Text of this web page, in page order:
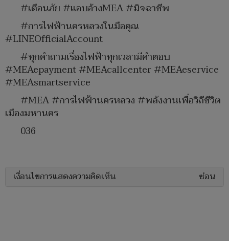
#เตือนภัย #แอบอ้างMEA #มิจฉาชีพ
#การไฟฟ้านครหลวงในมือคุณ
#LINEOfficialAccount
#ทุกคำถามเรื่องไฟฟ้าทุกเวลามีคำตอบ
#MEAepayment #MEAcallcenter #MEAeservice
#MEAsmartservice
#MEA #การไฟฟ้านครหลวง #พลังงานเพื่อวิถีชีวิต
เมืองมหานคร
036
เงื่อนไขการแสดงความคิดเห็น ซ่อน